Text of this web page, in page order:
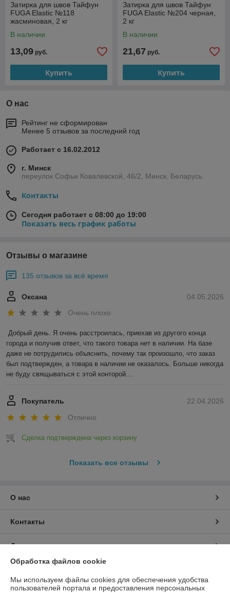
Затирка для швов Тайфун
FUGA Elastic №118
жасминовая, 2 кг
В наличии
13,09 руб.
Купить
Затирка для швов Тайфун
FUGA Elastic №204 черная,
2 кг
В наличии
21,67 руб.
Купить
О нас
Рейтинг не сформирован
Менее 5 отзывов за последний год
Работает с 16.02.2012
г. Минск
переулок Софьи Ковалевской, 46/2, Минск, Беларусь
Контакты
Сегодня работает с 08:00 до 19:00
Показать весь график работы
Отзывы о магазине
135 отзывов за всё время
04.05.2026
Оксана
Очень плохо
Добрый день. Я очень расстроилась, приехав из другого конца
города и получив ответ, что такого товара нет в наличии. На базе
даже не потрудились объяснить, почему так произошло, что заказ
был подтвержден, а товара в наличии не оказалось. Больше никогда
не буду свящываться с этой конторой....
22.04.2026
Покупатель
Отлично
Сделка подтверждена через корзину
Показать все отзывы
О нас
Контакты
Доставка и оплата
Обработка файлов cookie
Мы используем файлы cookies для обеспечения удобства
пользователей портала и предоставления персональных